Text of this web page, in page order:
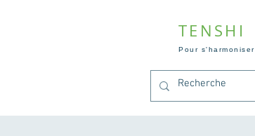
TENSHI
Pour s'harmoniser